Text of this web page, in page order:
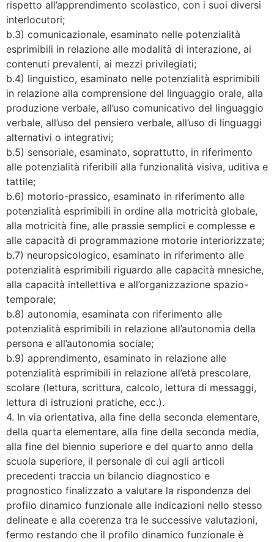
rispetto all’apprendimento scolastico, con i suoi diversi
interlocutori;
b.3) comunicazionale, esaminato nelle potenzialità
esprimibili in relazione alle modalità di interazione, ai
contenuti prevalenti, ai mezzi privilegiati;
b.4) linguistico, esaminato nelle potenzialità esprimibili
in relazione alla comprensione del linguaggio orale, alla
produzione verbale, all’uso comunicativo del linguaggio
verbale, all’uso del pensiero verbale, all’uso di linguaggi
alternativi o integrativi;
b.5) sensoriale, esaminato, soprattutto, in riferimento
alle potenzialità riferibili alla funzionalità visiva, uditiva e
tattile;
b.6) motorio-prassico, esaminato in riferimento alle
potenzialità esprimibili in ordine alla motricità globale,
alla motricità fine, alle prassie semplici e complesse e
alle capacità di programmazione motorie interiorizzate;
b.7) neuropsicologico, esaminato in riferimento alle
potenzialità esprimibili riguardo alle capacità mnesiche,
alla capacità intellettiva e all’organizzazione spazio-
temporale;
b.8) autonomia, esaminata con riferimento alle
potenzialità esprimibili in relazione all’autonomia della
persona e all’autonomia sociale;
b.9) apprendimento, esaminato in relazione alle
potenzialità esprimibili in relazione all’età prescolare,
scolare (lettura, scrittura, calcolo, lettura di messaggi,
lettura di istruzioni pratiche, ecc.).
4. In via orientativa, alla fine della seconda elementare,
della quarta elementare, alla fine della seconda media,
alla fine del biennio superiore e del quarto anno della
scuola superiore, il personale di cui agli articoli
precedenti traccia un bilancio diagnostico e
prognostico finalizzato a valutare la rispondenza del
profilo dinamico funzionale alle indicazioni nello stesso
delineate e alla coerenza tra le successive valutazioni,
fermo restando che il profilo dinamico funzionale è